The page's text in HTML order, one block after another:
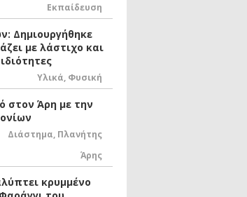
Εκπαίδευση
Δημιουργήθηκε
με λάστιχο και
Υλικά, Φυσική
στον Άρη με την
Διάστημα, Πλανήτης
Άρης
κρυμμένο